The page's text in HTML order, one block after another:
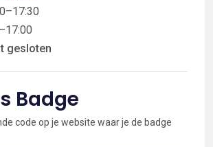
gesloten
Badge
code op je website waar je de badge